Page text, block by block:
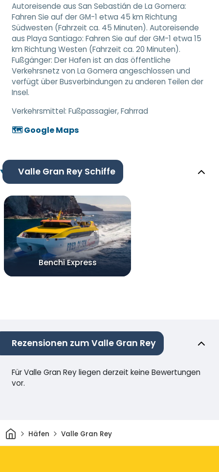
Autoreisende aus San Sebastián de La Gomera:
Fahren Sie auf der GM-1 etwa 45 km Richtung
Südwesten (Fahrzeit ca. 45 Minuten). Autoreisende
aus Playa Santiago: Fahren Sie auf der GM-1 etwa 15
km Richtung Westen (Fahrzeit ca. 20 Minuten).
Fußgänger: Der Hafen ist an das öffentliche
Verkehrsnetz von La Gomera angeschlossen und
verfügt über Busverbindungen zu anderen Teilen der
Insel.
Verkehrsmittel: Fußpassagier, Fahrrad
🗺️ Google Maps
Valle Gran Rey Schiffe
Benchi Express
Rezensionen zum Valle Gran Rey
Für Valle Gran Rey liegen derzeit keine Bewertungen
vor.
HeimHäfen Valle Gran Rey